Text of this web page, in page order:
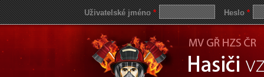
Uživatelské jméno* Heslo*